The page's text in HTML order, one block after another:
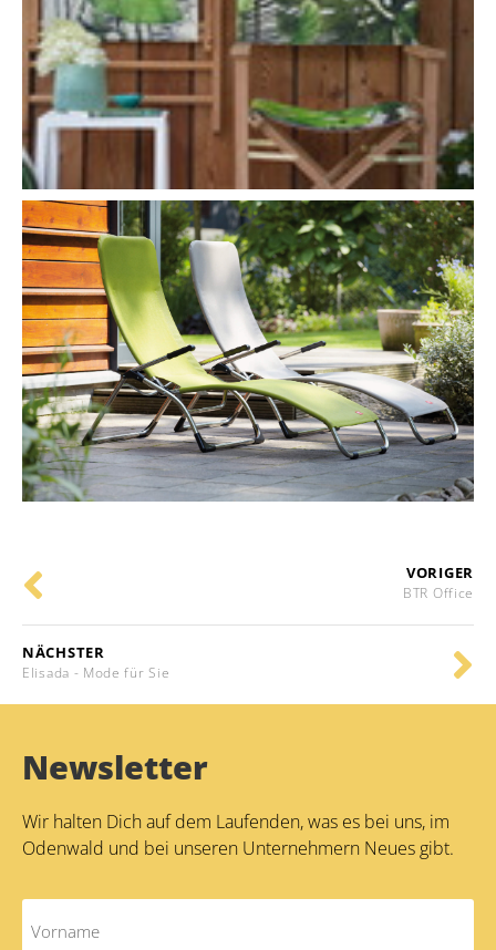
VORIGER
BTR Office
NÄCHSTER
Elisada - Mode für Sie
Newsletter
Wir halten Dich auf dem Laufenden, was es bei uns, im
Odenwald und bei unseren Unternehmern Neues gibt.